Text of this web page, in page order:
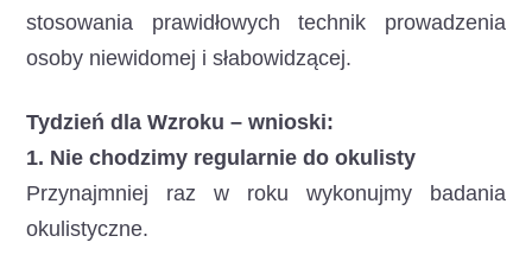
stosowania prawidłowych technik prowadzenia
osoby niewidomej i słabowidzącej.
Tydzień dla Wzroku – wnioski:
1. Nie chodzimy regularnie do okulisty
Przynajmniej raz w roku wykonujmy badania
okulistyczne.